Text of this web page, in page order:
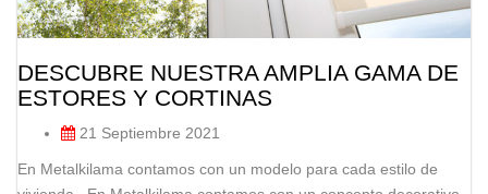
DESCUBRE NUESTRA AMPLIA GAMA DE
ESTORES Y CORTINAS
21 Septiembre 2021
En Metalkilama contamos con un modelo para cada estilo de